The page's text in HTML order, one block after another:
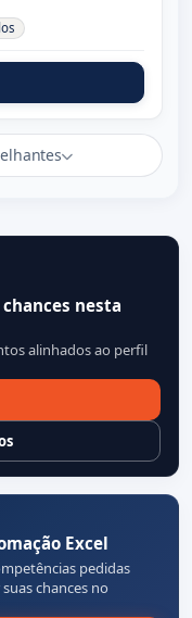
nesta
alinhados ao perfil
Excel
pedidas
chances no